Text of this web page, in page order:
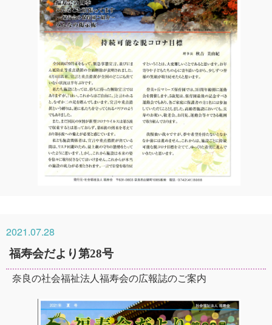
2021.07.28
福寿会だより第28号
奈良の社会福祉法人福寿会の広報誌のご案内